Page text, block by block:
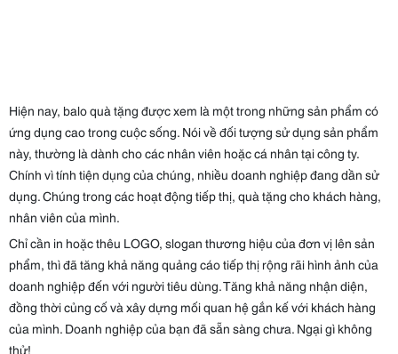
Hiện nay, balo quà tặng được xem là một trong những sản phẩm có
ứng dụng cao trong cuộc sống. Nói về đối tượng sử dụng sản phẩm
này, thường là dành cho các nhân viên hoặc cá nhân tại công ty.
Chính vì tính tiện dụng của chúng, nhiều doanh nghiệp đang dần sử
dụng. Chúng trong các hoạt động tiếp thị, quà tặng cho khách hàng,
nhân viên của mình.
Chỉ cần in hoặc thêu LOGO, slogan thương hiệu của đơn vị lên sản
phẩm, thì đã tăng khả năng quảng cáo tiếp thị rộng rãi hình ảnh của
doanh nghiệp đến với người tiêu dùng. Tăng khả năng nhận diện,
đồng thời củng cố và xây dựng mối quan hệ gắn kế với khách hàng
của mình. Doanh nghiệp của bạn đã sẵn sàng chưa. Ngại gì không
thử!